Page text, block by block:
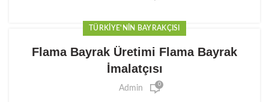
TÜRKIYE'NIN BAYRAKÇISI
Flama Bayrak Üretimi Flama Bayrak
İmalatçısı
Admin 0